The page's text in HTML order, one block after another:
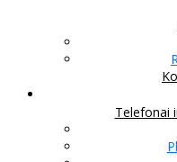
Telefonai